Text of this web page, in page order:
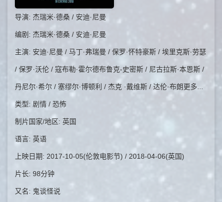
导演: 杰瑞米·德桑 / 安迪·尼曼
编剧: 杰瑞米·德桑 / 安迪·尼曼
主演: 安迪·尼曼 / 马丁·弗瑞曼 / 保罗·怀特豪斯 / 埃里克斯·劳瑟
/ 保罗·沃伦 / 寇布勒·霍尔德布鲁克-史密斯 / 尼古拉斯·本恩斯 /
丹尼尔·希尔 / 塞缪尔·博顿利 / 杰克 ·戴维斯 / 达伦·布朗更多...
类型: 剧情 / 恐怖
制片国家/地区: 英国
语言: 英语
上映日期: 2017-10-05(伦敦电影节) / 2018-04-06(英国)
片长: 98分钟
又名: 鬼谈怪说